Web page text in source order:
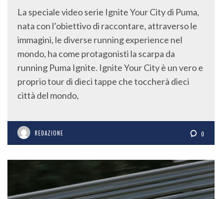
La speciale video serie Ignite Your City di Puma,
nata con l’obiettivo di raccontare, attraverso le
immagini, le diverse running experience nel
mondo, ha come protagonisti la scarpa da
running Puma Ignite. Ignite Your City è un vero e
proprio tour di dieci tappe che toccherà dieci
città del mondo,
REDAZIONE 0